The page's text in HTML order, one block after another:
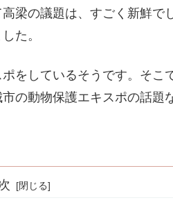
梁の議題は、すごく新鮮で
た。
をしているそうです。そこ
の動物保護エキスポの話題